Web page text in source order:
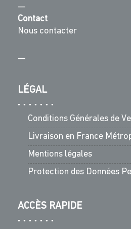
—
Contact
Nous contacter
—
LÉGAL
Conditions Générales de
Livraison en France
Mentions légales
Protection des Données
ACCÈS RAPIDE